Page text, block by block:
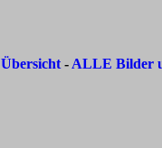
Übersicht - ALLE Bilder